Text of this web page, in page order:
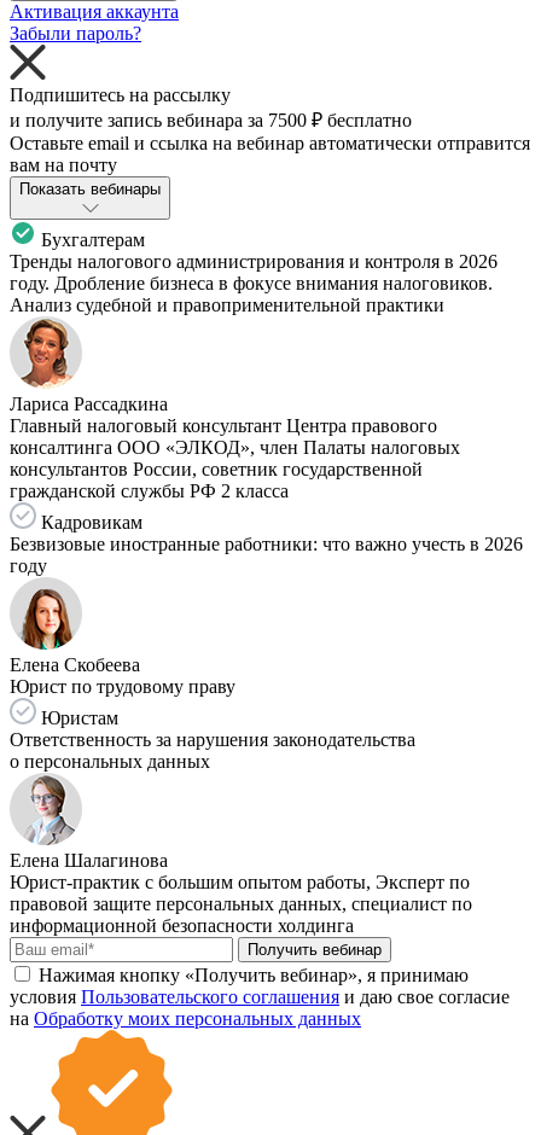
Активация аккаунта
Забыли пароль?
Подпишитесь на рассылку
и получите запись вебинара за 7500 ₽ бесплатно
Оставьте email и ссылка на вебинар автоматически отправится
вам на почту
Показать вебинары
Бухгалтерам
Тренды налогового администрирования и контроля в 2026
году. Дробление бизнеса в фокусе внимания налоговиков.
Анализ судебной и правоприменительной практики
Лариса Рассадкина
Главный налоговый консультант Центра правового
консалтинга ООО «ЭЛКОД», член Палаты налоговых
консультантов России, советник государственной
гражданской службы РФ 2 класса
Кадровикам
Безвизовые иностранные работники: что важно учесть в 2026
году
Елена Скобеева
Юрист по трудовому праву
Юристам
Ответственность за нарушения законодательства
о персональных данных
Елена Шалагинова
Юрист-практик с большим опытом работы, Эксперт по
правовой защите персональных данных, специалист по
информационной безопасности холдинга
Получить вебинар
Нажимая кнопку «Получить вебинар», я принимаю
условия Пользовательского соглашения и даю свое согласие
на Обработку моих персональных данных